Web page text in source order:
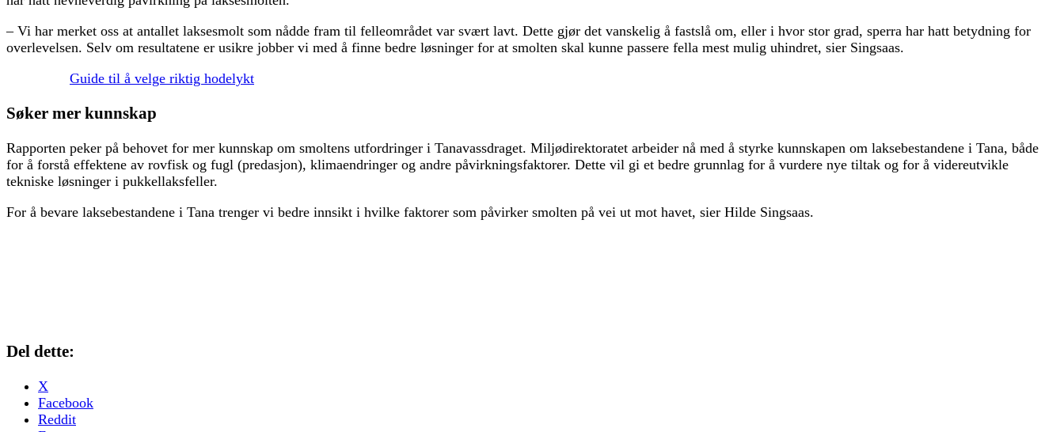
– Vi har merket oss at antallet laksesmolt som nådde fram til felleområdet var svært lavt. Dette gjør det vanskelig å fastslå om, eller i hvor stor grad, sperra har hatt betydning for
overlevelsen. Selv om resultatene er usikre jobber vi med å finne bedre løsninger for at smolten skal kunne passere fella mest mulig uhindret, sier Singsaas.
Guide til å velge riktig hodelykt
Søker mer kunnskap
Rapporten peker på behovet for mer kunnskap om smoltens utfordringer i Tanavassdraget. Miljødirektoratet arbeider nå med å styrke kunnskapen om laksebestandene i Tana, både
for å forstå effektene av rovfisk og fugl (predasjon), klimaendringer og andre påvirkningsfaktorer. Dette vil gi et bedre grunnlag for å vurdere nye tiltak og for å videreutvikle
tekniske løsninger i pukkellaksfeller.
For å bevare laksebestandene i Tana trenger vi bedre innsikt i hvilke faktorer som påvirker smolten på vei ut mot havet, sier Hilde Singsaas.
Del dette:
X
Facebook
Reddit